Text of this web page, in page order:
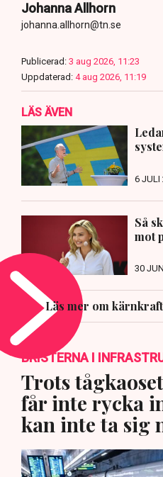
Johanna Allhorn
johanna.allhorn@tn.se
Publicerad: 3 aug 2026, 11:23
Uppdaterad: 4 aug 2026, 11:19
LÄS ÄVEN
6 JULI
Så
mot
30
Läs mer om
BRISTERNA I
Trots
får inte rycka
kan inte ta sig